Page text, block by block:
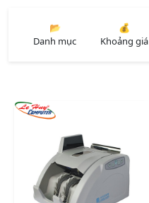
📂
Danh mục
💰
Khoảng giá